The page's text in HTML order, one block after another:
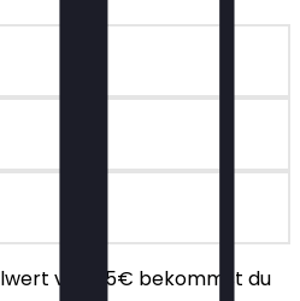
von 25€ bekommst du